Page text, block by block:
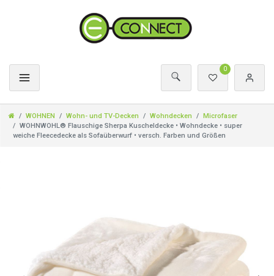
0
WOHNEN Wohn- und TV-Decken Wohndecken
Microfaser
WOHNWOHL® Flauschige Sherpa Kuscheldecke • Wohndecke • super
weiche Fleecedecke als Sofaüberwurf • versch. Farben und Größen